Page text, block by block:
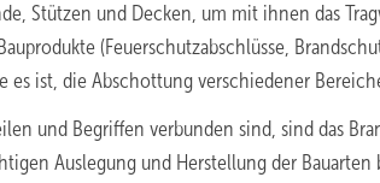
Stützen und Decken, um mit ihnen das
(Feuerschutzabschlüsse,
es ist, die Abschottung verschiedener
und Begriffen verbunden sind, sind das
Auslegung und Herstellung der